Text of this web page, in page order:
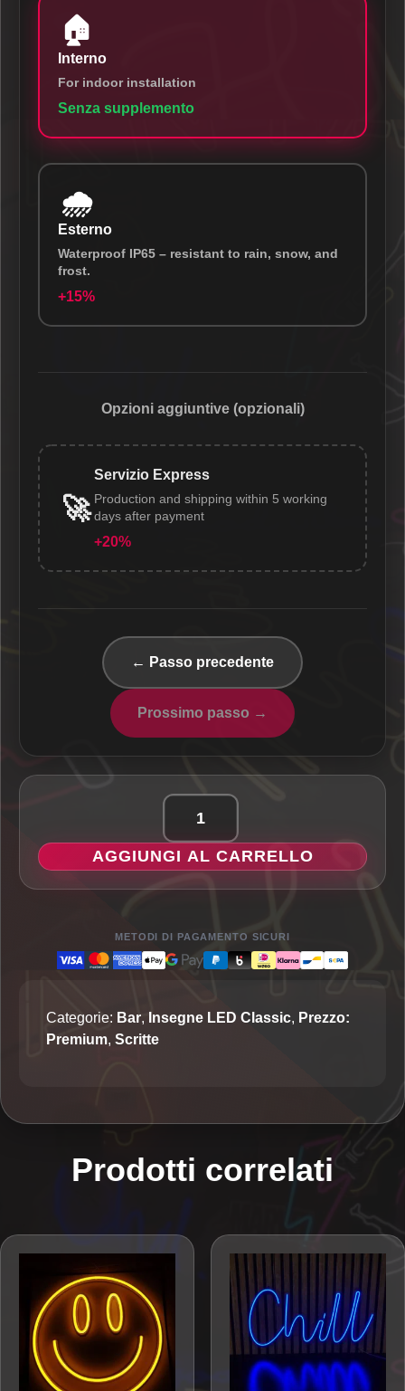
🏠
Interno
For indoor installation
Senza supplemento
🌧️
Esterno
Waterproof IP65 – resistant to rain, snow, and
frost.
+15%
Opzioni aggiuntive (opzionali)
🚀
Servizio Express
Production and shipping within 5 working
days after payment
+20%
← Passo precedente
Prossimo passo →
-
Insegna
LED
quantità
AGGIUNGI AL CARRELLO
METODI DI PAGAMENTO SICURI
Categorie: Bar, Insegne LED Classic, Prezzo:
Premium, Scritte
Prodotti correlati